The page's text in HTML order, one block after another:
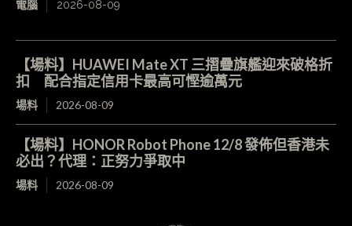
電腦 2026-08-09
【場料】HUAWEI Mate XT 三摺疊旗艦迎來破格折
扣 配合指定信用卡最高可慳逾萬元
場料 2026-08-09
【場料】HONOR Robot Phone 12/8 發佈但香港未
必出？代理：正努力爭取中
場料 2026-08-09